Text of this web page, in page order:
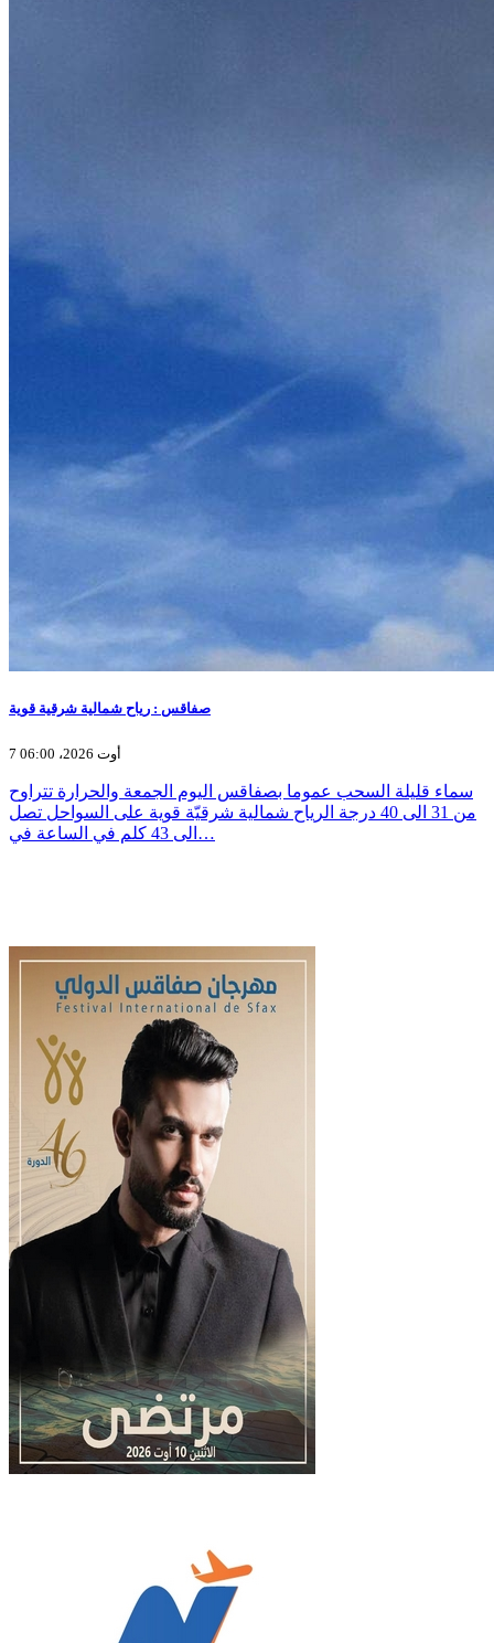
صفاقس : رياح شمالية شرقية قوية
7 أوت 2026، 06:00
سماء قليلة السحب عموما بصفاقس اليوم الجمعة والحرارة تتراوح
من 31 الى 40 درجة الرياح شمالية شرقيّة قوية على السواحل تصل
الى 43 كلم في الساعة في…